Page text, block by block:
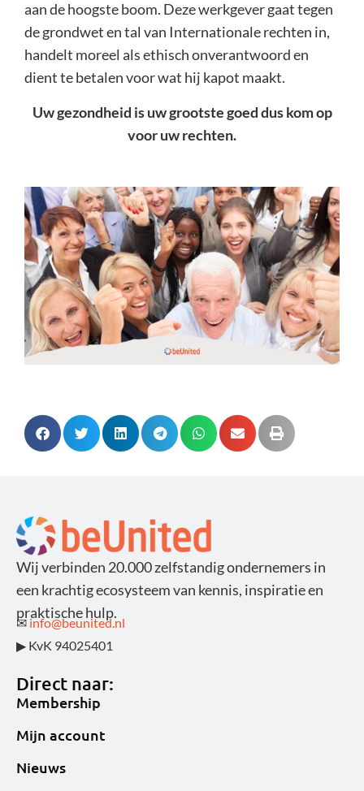
aan de hoogste boom. Deze werkgever gaat tegen
de grondwet en tal van Internationale rechten in,
handelt moreel als ethisch onverantwoord en
dient te betalen voor wat hij kapot maakt.
Uw gezondheid is uw grootste goed dus kom op
voor uw rechten.
Wij verbinden 20.000 zelfstandig ondernemers in
een krachtig ecosysteem van kennis, inspiratie en
praktische hulp.
✉ info@beunited.nl
▶ KvK 94025401
Direct naar:
Membership
Mijn account
Nieuws